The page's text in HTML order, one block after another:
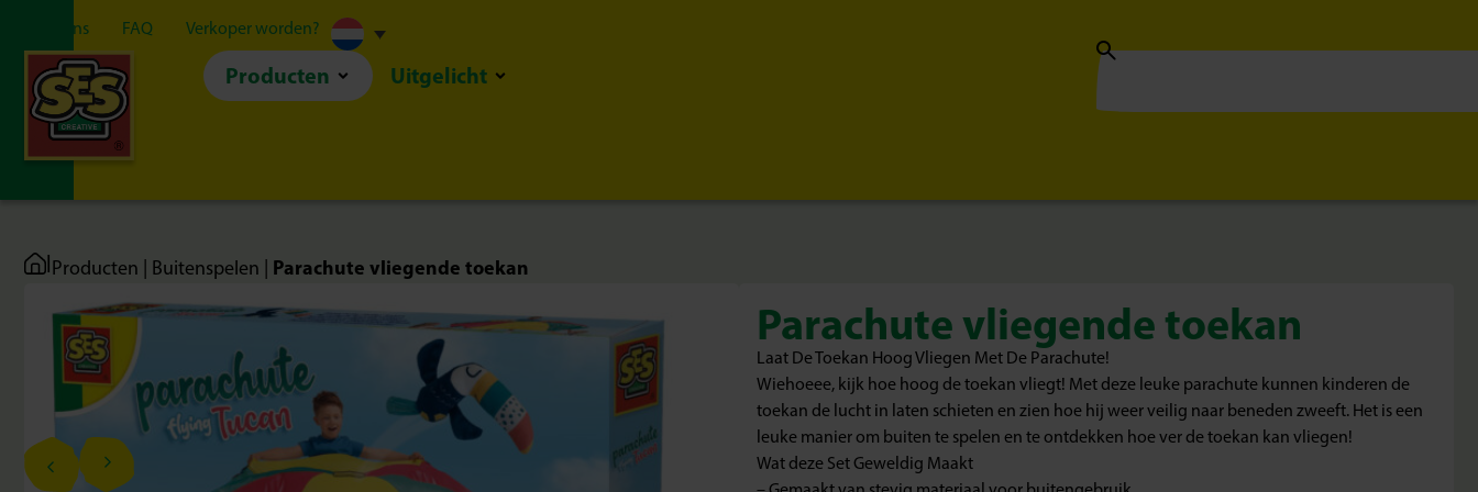
Over ons FAQ Verkoper worden?
Producten Uitgelicht
|Producten Buitenspelen Parachute vliegende toekan
Parachute vliegende toekan
Laat De Toekan Hoog Vliegen Met De Parachute!
Wiehoeee, kijk hoe hoog de toekan vliegt! Met deze leuke parachute kunnen kinderen de
toekan de lucht in laten schieten en zien hoe hij weer veilig naar beneden zweeft. Het is een
leuke manier om buiten te spelen en te ontdekken hoe ver de toekan kan vliegen!
Wat deze Set Geweldig Maakt